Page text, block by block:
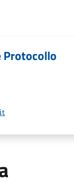
Protocollo